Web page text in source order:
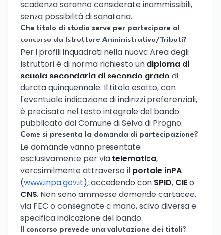
scadenza saranno considerate inammissibili,
senza possibilità di sanatoria.
Che titolo di studio serve per partecipare al
concorso da Istruttore Amministrativo/Tributi?
Per i profili inquadrati nella nuova Area degli
Istruttori è di norma richiesto un diploma di
scuola secondaria di secondo grado di
durata quinquennale. Il titolo esatto, con
l'eventuale indicazione di indirizzi preferenziali,
è precisato nel testo integrale del bando
pubblicato dal Comune di Selva di Progno.
Come si presenta la domanda di partecipazione?
Le domande vanno presentate
esclusivamente per via telematica,
verosimilmente attraverso il portale inPA
(www.inpa.gov.it), accedendo con SPID, CIEo
CNS. Non sono ammesse domande cartacee,
via PEC o consegnate a mano, salvo diversa e
specifica indicazione del bando.
Il concorso prevede una valutazione dei titoli?